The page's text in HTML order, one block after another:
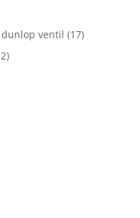
ventil (17)